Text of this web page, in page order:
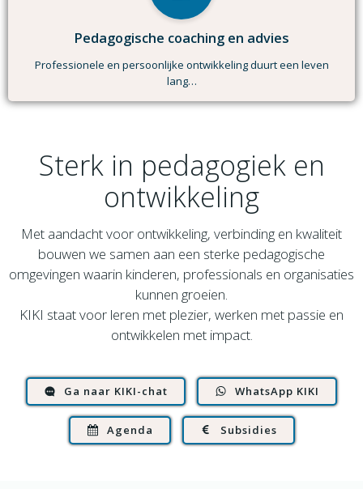
Pedagogische coaching en advies
Professionele en persoonlijke ontwikkeling duurt een leven
lang…
Sterk in pedagogiek en
ontwikkeling
Met aandacht voor ontwikkeling, verbinding en kwaliteit
bouwen we samen aan een sterke pedagogische
omgevingen waarin kinderen, professionals en organisaties
kunnen groeien.
KIKI staat voor leren met plezier, werken met passie en
ontwikkelen met impact.
Ga naar KIKI-chat WhatsApp KIKI
Agenda Subsidies